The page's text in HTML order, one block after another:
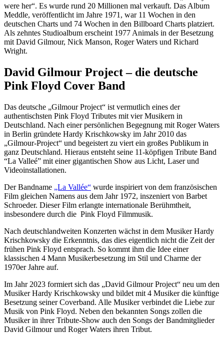
were her“. Es wurde rund 20 Millionen mal verkauft. Das Album
Meddle, veröffentlicht im Jahre 1971, war 11 Wochen in den
deutschen Charts und 74 Wochen in den Billboard Charts platziert.
Als zehntes Studioalbum erscheint 1977 Animals in der Besetzung
mit David Gilmour, Nick Manson, Roger Waters und Richard
Wright.
David Gilmour Project – die deutsche
Pink Floyd Cover Band
Das deutsche „Gilmour Project“ ist vermutlich eines der
authentischsten Pink Floyd Tributes mit vier Musikern in
Deutschland. Nach einer persönlichen Begegnung mit Roger Waters
in Berlin gründete Hardy Krischkowsky im Jahr 2010 das
„Gilmour-Project“ und begeistert zu viert ein großes Publikum in
ganz Deutschland. Hieraus entsteht seine 11-köpfigen Tribute Band
“La Valleé” mit einer gigantischen Show aus Licht, Laser und
Videoinstallationen.
Der Bandname „La Vallée“ wurde inspiriert von dem französischen
Film gleichen Namens aus dem Jahr 1972, inszeniert von Barbet
Schroeder. Dieser Film erlangte internationale Berühmtheit,
insbesondere durch die Pink Floyd Filmmusik.
Nach deutschlandweiten Konzerten wächst in dem Musiker Hardy
Krischkowsky die Erkenntnis, das dies eigentlich nicht die Zeit der
frühen Pink Floyd entsprach. So kommt ihm die Idee einer
klassischen 4 Mann Musikerbesetzung im Stil und Charme der
1970er Jahre auf.
Im Jahr 2023 formiert sich das „David Gilmour Project“ neu um den
Musiker Hardy Krischkowsky und bildet mit 4 Musiker die künftige
Besetzung seiner Coverband. Alle Musiker verbindet die Liebe zur
Musik von Pink Floyd. Neben den bekannten Songs zollen die
Musiker in ihrer Tribute-Show auch den Songs der Bandmitglieder
David Gilmour und Roger Waters ihren Tribut.